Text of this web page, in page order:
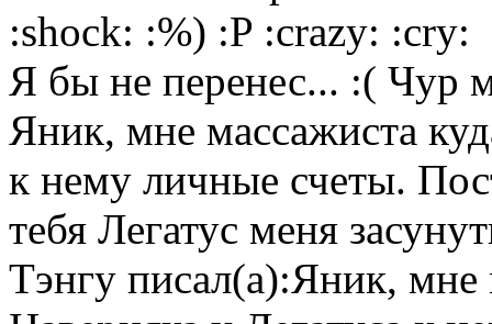
:shock: :%) :P :crazy: :cry:
Я бы не перенес... :( Чур
Яник, мне массажиста
к нему личные счеты.
тебя Легатус меня
Тэнгу писал(а):Яник, мне